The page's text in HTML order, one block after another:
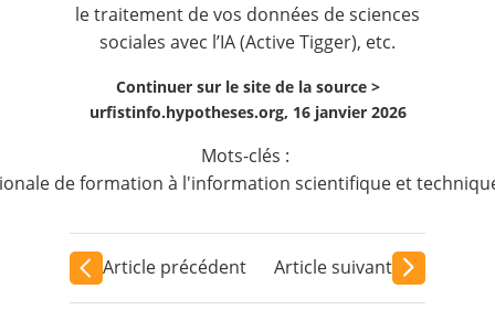
le traitement de vos données de sciences
sociales avec l’IA (Active Tigger), etc.
Continuer sur le site de la source >
urfistinfo.hypotheses.org, 16 janvier 2026
Mots-clés :
de formation à l'information scientifique et technique
Article précédent Article suivant